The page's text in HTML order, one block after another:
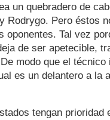
un quebradero de
Rodrygo. Pero éstos
Tal vez
de ser apetecible,
modo que el técnico
es un delantero a la
tengan prioridad